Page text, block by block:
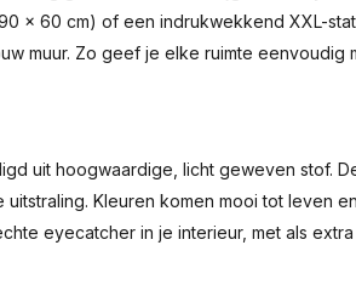
× 60 cm) of een indrukwekkend XXL-
muur. Zo geef je elke ruimte eenvoudig
uit hoogwaardige, licht geweven stof.
Kleuren komen mooi tot leven
eyecatcher in je interieur, met als